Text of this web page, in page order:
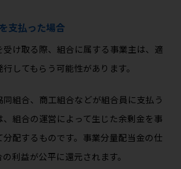
支払った場合
受け取る際、組合に属する事業主は、適
してもらう可能性があります。
組合、商工組合などが組合員に支払う
組合の運営によって生じた余剰金を事
配するものです。事業分量配当金の仕
利益が公平に還元されます。